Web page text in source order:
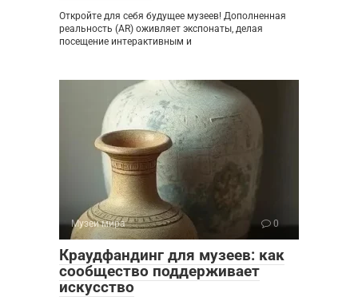
Откройте для себя будущее музеев! Дополненная
реальность (AR) оживляет экспонаты, делая
посещение интерактивным и
Музеи мира 0
Краудфандинг для музеев: как
сообщество поддерживает
искусство